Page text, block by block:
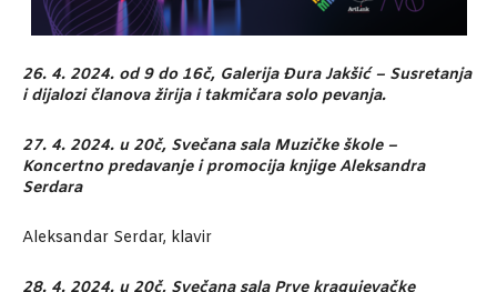
26. 4. 2024. od 9 do 16č, Galerija Đura Jakšić – Susretanja
i dijalozi članova žirija i takmičara solo pevanja.
27. 4. 2024. u 20č, Svečana sala Muzičke škole –
Koncertno predavanje i promocija knjige Aleksandra
Serdara
Aleksandar Serdar, klavir